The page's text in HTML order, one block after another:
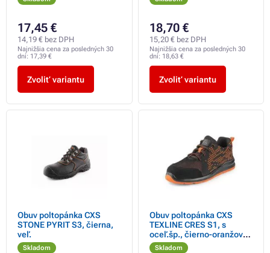
17,45 €
14,19 € bez DPH
Najnižšia cena za posledných 30
dní: 17,39 €
Zvoliť variantu
18,70 €
15,20 € bez DPH
Najnižšia cena za posledných 30
dní: 18,63 €
Zvoliť variantu
Obuv poltopánka CXS
STONE PYRIT S3, čierna,
veľ.
Skladom
Obuv poltopánka CXS
TEXLINE CRES S1, s
oceľ.šp., čierno-oranžová,
veľ.
Skladom